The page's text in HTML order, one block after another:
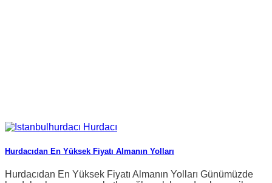
Hurdacıdan En Yüksek Fiyatı Almanın Yolları
Hurdacıdan En Yüksek Fiyatı Almanın Yolları Günümüzde